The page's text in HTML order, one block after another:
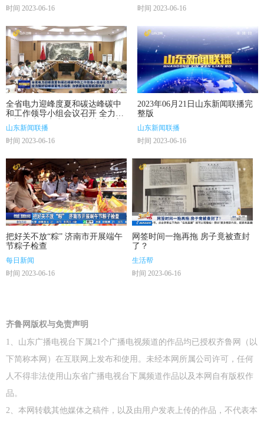
时间 2023-06-16
时间 2023-06-16
全省电力迎峰度夏和碳达峰碳中
和工作领导小组会议召开 全力做
好迎峰度夏电力保供 加快建设新
型能源体系
山东新闻联播
时间 2023-06-16
2023年06月21日山东新闻联播完
整版
山东新闻联播
时间 2023-06-16
把好关不放“粽” 济南市开展端午
节粽子检查
每日新闻
时间 2023-06-16
网签时间一拖再拖 房子竟被查封
了？
生活帮
时间 2023-06-16
齐鲁网版权与免责声明
1、山东广播电视台下属21个广播电视频道的作品均已授权齐鲁网（以
下简称本网）在互联网上发布和使用。未经本网所属公司许可，任何
人不得非法使用山东省广播电视台下属频道作品以及本网自有版权作
品。
2、本网转载其他媒体之稿件，以及由用户发表上传的作品，不代表本